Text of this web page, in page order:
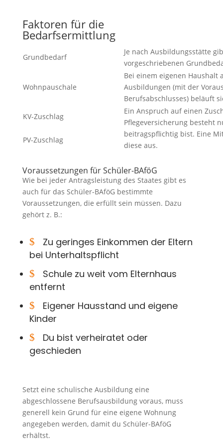
Faktoren für die
Bedarfsermittlung
Grundbedarf
Je nach Ausbildungsstätte
vorgeschriebenen
Wohnpauschale
Bei einem eigenen Haushalt
Ausbildungen (mit der
Berufsabschlusses) beläuft
KV-Zuschlag
Ein Anspruch auf einen
Pflegeversicherung besteht
beitragspflichtig bist. Eine
diese aus.
PV-Zuschlag
Voraussetzungen für Schüler-BAföG
Wie bei jeder Antragsleistung des Staates gibt es
auch für das Schüler-BAföG bestimmte
Voraussetzungen, die erfüllt sein müssen. Dazu
gehört z. B.:
$
Zu geringes Einkommen der Eltern
bei Unterhaltspflicht
$
Schule zu weit vom Elternhaus
entfernt
$
Eigener Hausstand und eigene
Kinder
$
Du bist verheiratet oder
geschieden
Setzt eine schulische Ausbildung eine
abgeschlossene Berufsausbildung voraus, muss
generell kein Grund für eine eigene Wohnung
angegeben werden, damit du Schüler-BAföG
erhältst.